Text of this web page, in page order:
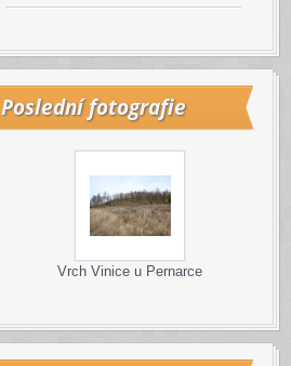
Poslední fotografie
Vrch Vinice u Pernarce